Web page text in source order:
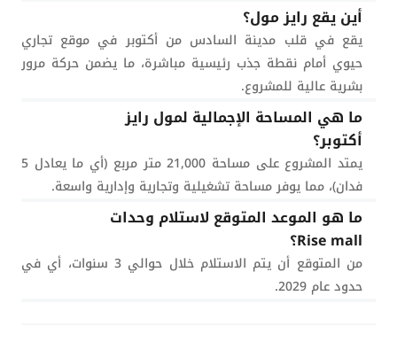
أين يقع رايز مول؟
يقع في قلب مدينة السادس من أكتوبر في موقع تجاري
حيوي أمام نقطة جذب رئيسية مباشرة، ما يضمن حركة مرور
بشرية عالية للمشروع.
ما هي المساحة الإجمالية لمول رايز
أكتوبر؟
يمتد المشروع على مساحة 21,000 متر مربع (أي ما يعادل 5
فدان)، مما يوفر مساحة تشغيلية وتجارية وإدارية واسعة.
ما هو الموعد المتوقع لاستلام وحدات
Rise mall؟
من المتوقع أن يتم الاستلام خلال حوالي 3 سنوات، أي في
حدود عام 2029.